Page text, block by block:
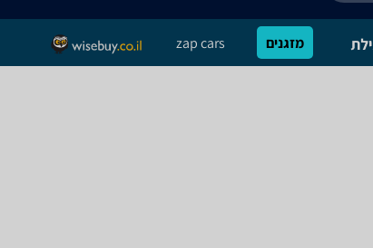
מזגנים zap cars